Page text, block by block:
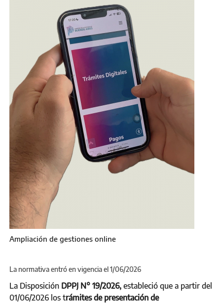
Ampliación de gestiones online
La normativa entró en vigencia el 1/06/2026
La Disposición DPPJ N° 19/2026, estableció que a partir del
01/06/2026 los trámites de presentación de